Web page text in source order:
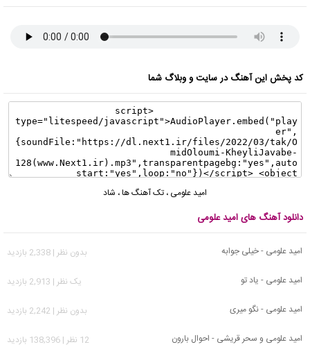
کد پخش این آهنگ در سایت و وبلاگ شما
امید علومی ، تک آهنگ ها، شاد
دانلود آهنگ های امید علومی
امید علومی - خیلی جوابه
بدون نظر | 2,338 بازدید
امید علومی - یاد تو
يک نظر | 2,913 بازدید
امید علومی - نگو میری
بدون نظر | 2,242 بازدید
امید علومی و سحر قریشی - احوال بارون
12 نظر | 138,396 بازدید